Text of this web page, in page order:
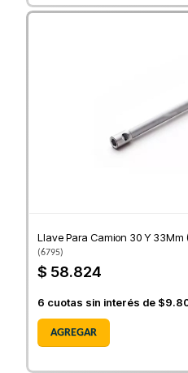
Llave Para Camion 30 Y 33Mm
(6795)
$ 58.824
6 cuotas sin interés de
AGREGAR